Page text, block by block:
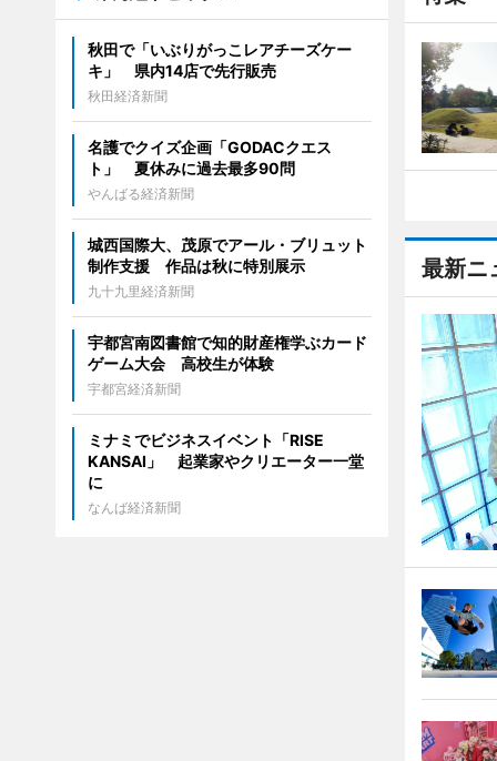
最新ニ
秋田で「いぶりがっこレアチーズケー
キ」 県内14店で先行販売
秋田経済新聞
名護でクイズ企画「GODACクエス
ト」 夏休みに過去最多90問
やんばる経済新聞
城西国際大、茂原でアール・ブリュット
制作支援 作品は秋に特別展示
九十九里経済新聞
宇都宮南図書館で知的財産権学ぶカード
ゲーム大会 高校生が体験
宇都宮経済新聞
ミナミでビジネスイベント「RISE
KANSAI」 起業家やクリエーター一堂
に
なんば経済新聞